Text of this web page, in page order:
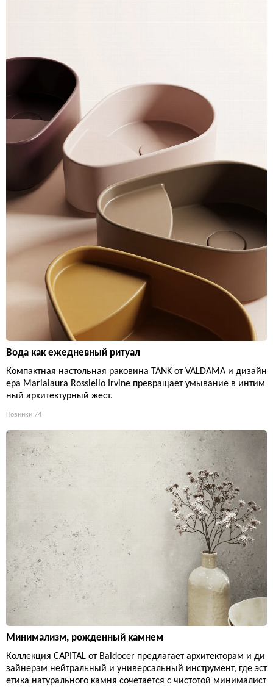
Вода как ежедневный ритуал
Компактная настольная раковина TANK от VALDAMA и дизайн
ера Marialaura Rossiello Irvine превращает умывание в интим
ный архитектурный жест.
Новинки 74
Минимализм, рожденный камнем
Коллекция CAPITAL от Baldocer предлагает архитекторам и ди
зайнерам нейтральный и универсальный инструмент, где эст
етика натурального камня сочетается с чистотой минималист